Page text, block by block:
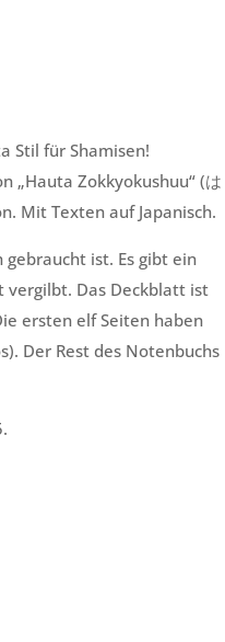
Stil für Shamisen!
„Hauta Zokkyokushuu“ (は
Mit Texten auf Japanisch.
ist. Es gibt ein
vergilbt. Das Deckblatt ist
ersten elf Seiten haben
Der Rest des Notenbuchs